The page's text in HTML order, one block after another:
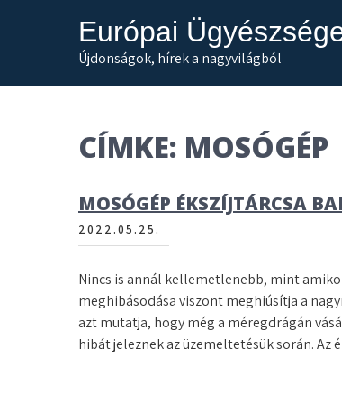
Európai
Újdonságok, hírek a nagyvilágból
CÍMKE: MOSÓGÉP
MOSÓGÉP ÉKSZÍJTÁRCSA
2022.05.25.
Nincs is annál kellemetlenebb, mint
meghibásodása viszont meghiúsítja a
azt mutatja, hogy még a méregdrágán
hibát jeleznek az üzemeltetésük során.